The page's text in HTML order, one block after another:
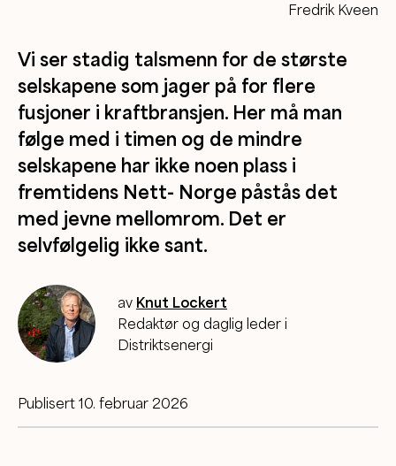
Fredrik Kveen
Vi ser stadig talsmenn for de største
selskapene som jager på for flere
fusjoner i kraftbransjen. Her må man
følge med i timen og de mindre
selskapene har ikke noen plass i
fremtidens Nett- Norge påstås det
med jevne mellomrom. Det er
selvfølgelig ikke sant.
av Knut Lockert
Redaktør og daglig leder i
Distriktsenergi
Publisert 10. februar 2026